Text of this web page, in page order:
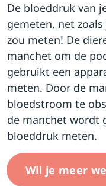
De bloeddruk van
gemeten, net
zou meten! De
manchet om de
gebruikt een
meten. Door de
bloedstroom te
de manchet wordt
bloeddruk meten.
Wil je meer